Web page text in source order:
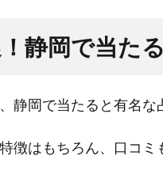
静岡で当た
静岡で当たると有名な
徴はもちろん、口コミ